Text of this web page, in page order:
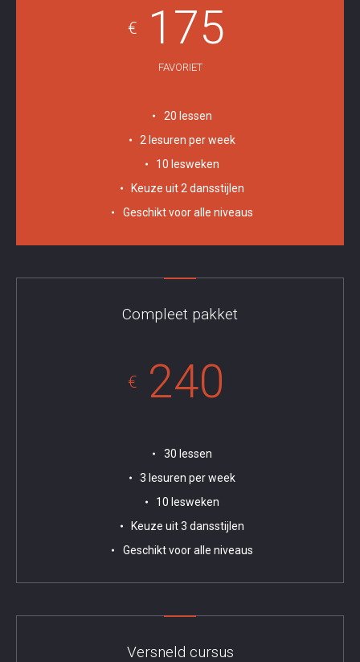
€ 175
FAVORIET
20 lessen
2 lesuren per week
10 lesweken
Keuze uit 2 dansstijlen
Geschikt voor alle niveaus
Compleet pakket
€ 240
30 lessen
3 lesuren per week
10 lesweken
Keuze uit 3 dansstijlen
Geschikt voor alle niveaus
Versneld cursus